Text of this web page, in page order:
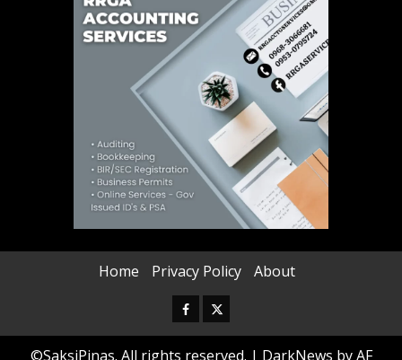
Home Privacy Policy About
Facebook
Twitter
©SaksiPinas. All rights reserved. | DarkNews by AF